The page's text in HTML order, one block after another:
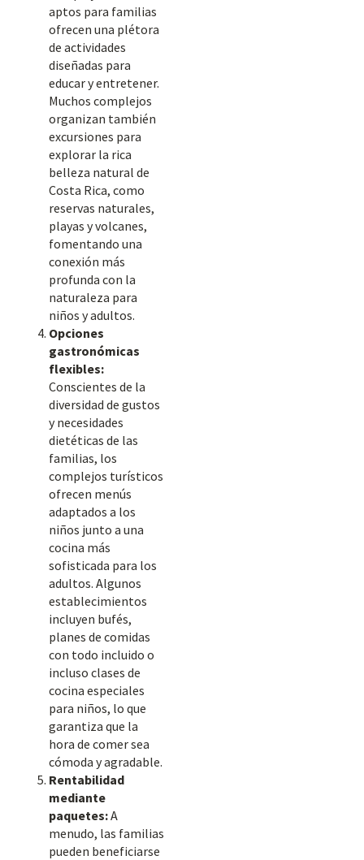
aptos para familias
ofrecen una plétora
de actividades
diseñadas para
educar y entretener.
Muchos complejos
organizan también
excursiones para
explorar la rica
belleza natural de
Costa Rica, como
reservas naturales,
playas y volcanes,
fomentando una
conexión más
profunda con la
naturaleza para
niños y adultos.
Opciones
gastronómicas
flexibles:
Conscientes de la
diversidad de gustos
y necesidades
dietéticas de las
familias, los
complejos turísticos
ofrecen menús
adaptados a los
niños junto a una
cocina más
sofisticada para los
adultos. Algunos
establecimientos
incluyen bufés,
planes de comidas
con todo incluido o
incluso clases de
cocina especiales
para niños, lo que
garantiza que la
hora de comer sea
cómoda y agradable.
Rentabilidad
mediante
paquetes:A
menudo, las familias
pueden beneficiarse